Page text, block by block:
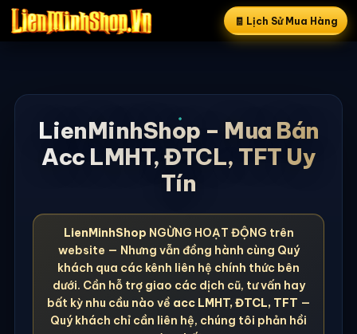
🧾 Lịch Sử Mua Hàng
LienMinhShop – Mua Bán
Acc LMHT, ĐTCL, TFT Uy
Tín
LienMinhShop NGỪNG HOẠT ĐỘNG trên
website — Nhưng vẫn đồng hành cùng Quý
khách qua các kênh liên hệ chính thức bên
dưới. Cần hỗ trợ giao các dịch cũ, tư vấn hay
bất kỳ nhu cầu nào về acc LMHT, ĐTCL, TFT —
Quý khách chỉ cần liên hệ, chúng tôi phản hồi